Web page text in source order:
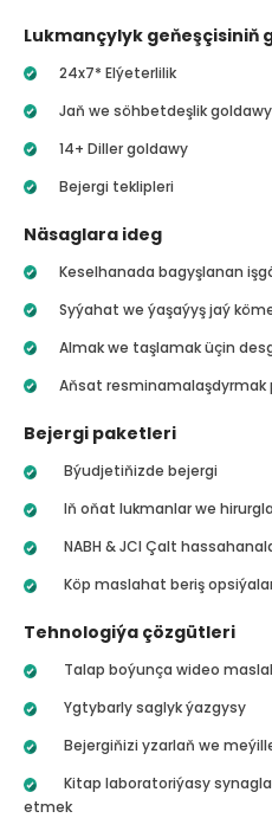
Lukmançylyk geňeşçisiniň
24x7* Elýeterlilik
Jaň we söhbetdeşlik goldawy
14+ Diller goldawy
Bejergi teklipleri
Näsaglara ideg
Keselhanada bagyşlanan
Syýahat we ýaşaýyş jaý
Almak we taşlamak üçin
Aňsat resminamalaşdyrmak
Bejergi paketleri
Býudjetiňizde bejergi
Iň oňat lukmanlar we
NABH & JCI Çalt
Köp maslahat beriş
Tehnologiýa çözgütleri
Talap boýunça wideo
Ygtybarly saglyk ýazgysy
Bejergiňizi yzarlaň we
Kitap laboratoriýasy
etmek